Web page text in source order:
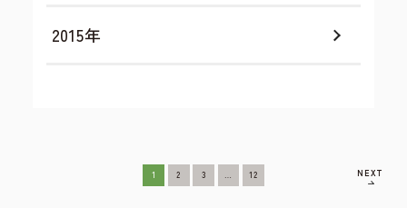
2015年
1 2 3 … 12 NEXT